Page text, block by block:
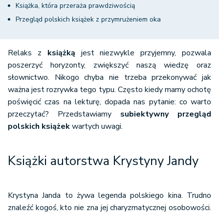
Książka, która przeraża prawdziwością
Przegląd polskich książek z przymrużeniem oka
Relaks z książką jest niezwykle przyjemny, pozwala
poszerzyć horyzonty, zwiększyć naszą wiedzę oraz
słownictwo. Nikogo chyba nie trzeba przekonywać jak
ważna jest rozrywka tego typu. Często kiedy mamy ochotę
poświęcić czas na lekturę, dopada nas pytanie: co warto
przeczytać? Przedstawiamy subiektywny przegląd
polskich książekwartych uwagi.
Książki autorstwa Krystyny Jandy
Krystyna Janda to żywa legenda polskiego kina. Trudno
znaleźć kogoś, kto nie zna jej charyzmatycznej osobowości.